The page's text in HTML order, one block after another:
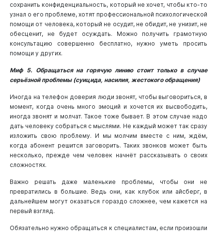
сохранить конфиденциальность, который не хочет, чтобы кто-то
узнал о его проблеме, хотят профессиональной психологической
помощи от человека, который не осудит, не обидит, не унизит, не
обесценит, не будет осуждать. Можно получить грамотную
консультацию совершенно бесплатно, нужно уметь просить
помощи у других.
Миф 5. Обращаться на горячую линию стоит только в случае
серьёзной проблемы (суицида, насилия, жестокого обращения)
Иногда на телефон доверия люди звонят, чтобы выговориться, в
момент, когда очень много эмоций и хочется их высвободить,
иногда звонят и молчат. Такое тоже бывает. В этом случае надо
дать человеку собраться с мыслями. Не каждый может так сразу
изложить свою проблему. И мы молчим вместе с ним, ждём,
когда абонент решится заговорить. Таких звонков может быть
несколько, прежде чем человек начнёт рассказывать о своих
сложностях.
Важно решать даже маленькие проблемы, чтобы они не
превратились в большие. Ведь они, как клубок или айсберг, в
дальнейшем могут оказаться гораздо сложнее, чем кажется на
первый взгляд.
Обязательно нужно обращаться к специалистам, если произошли